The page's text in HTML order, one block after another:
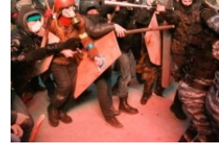
СВІТ
ПРИАЗОВ’Я
КИТАЙ.ВИКЛИКИ
МУЛЬТИМЕДІА
ФОТО
СПЕЦПРОЄКТИ